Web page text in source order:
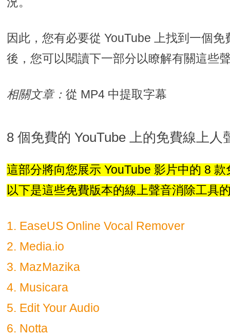
因此，您有必要從 YouTube 上找到一個
後，您可以閱讀下一部分以瞭解有關這些
相關文章：從 MP4 中提取字幕
8 個免費的 YouTube 上的免費線上人
這部分將向您展示 YouTube 影片中的 8
以下是這些免費版本的線上聲音消除工具
1. EaseUS Online Vocal Remover
2. Media.io
3. MazMazika
4. Musicara
5. Edit Your Audio
6. Notta